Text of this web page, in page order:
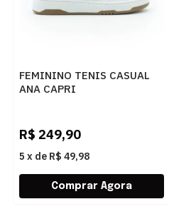
FEMININO TENIS CASUAL
ANA CAPRI
R$ 249,90
5 x de R$ 49,98